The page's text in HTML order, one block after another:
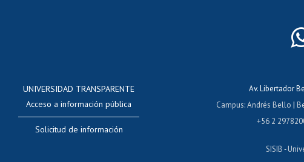
UNIVERSIDAD TRANSPARENTE
Acceso a información pública
Solicitud de información
Av. Libertador
Campus:Andrés Bello |
+56 2
SISIB -